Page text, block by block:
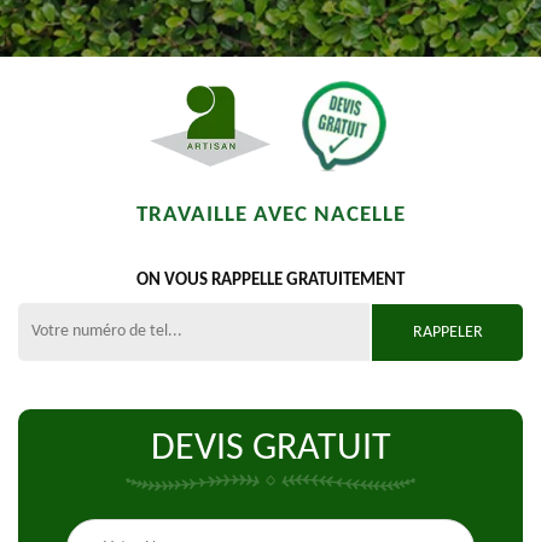
TRAVAILLE AVEC NACELLE
ON VOUS RAPPELLE GRATUITEMENT
DEVIS GRATUIT